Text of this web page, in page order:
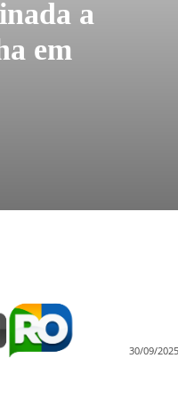
a
em
30/09/2025